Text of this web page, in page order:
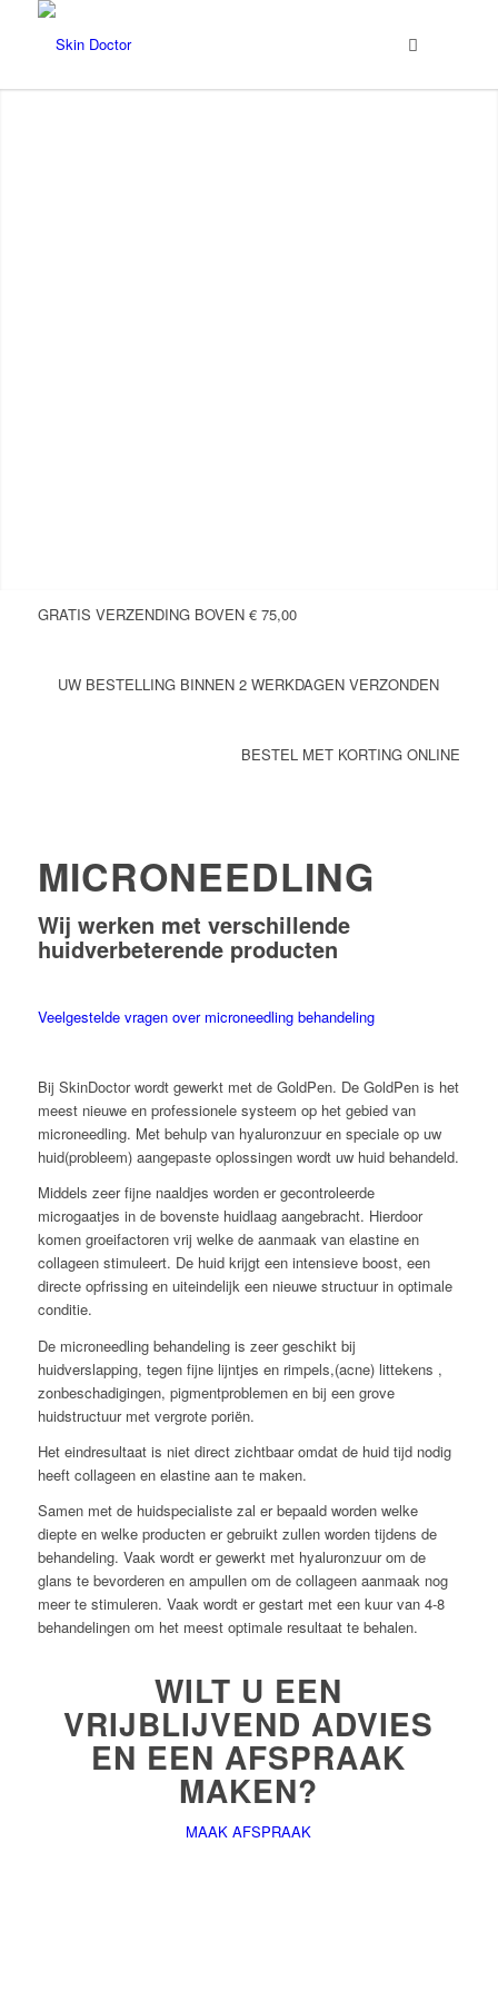
GRATIS VERZENDING BOVEN € 75,00
UW BESTELLING BINNEN 2 WERKDAGEN VERZONDEN
BESTEL MET KORTING ONLINE
MICRONEEDLING
Wij werken met verschillende
huidverbeterende producten
Veelgestelde vragen over microneedling behandeling
Bij SkinDoctor wordt gewerkt met de GoldPen. De GoldPen is het
meest nieuwe en professionele systeem op het gebied van
microneedling. Met behulp van hyaluronzuur en speciale op uw
huid(probleem) aangepaste oplossingen wordt uw huid behandeld.
Middels zeer fijne naaldjes worden er gecontroleerde
microgaatjes in de bovenste huidlaag aangebracht. Hierdoor
komen groeifactoren vrij welke de aanmaak van elastine en
collageen stimuleert. De huid krijgt een intensieve boost, een
directe opfrissing en uiteindelijk een nieuwe structuur in optimale
conditie.
De microneedling behandeling is zeer geschikt bij
huidverslapping, tegen fijne lijntjes en rimpels,(acne) littekens ,
zonbeschadigingen, pigmentproblemen en bij een grove
huidstructuur met vergrote poriën.
Het eindresultaat is niet direct zichtbaar omdat de huid tijd nodig
heeft collageen en elastine aan te maken.
Samen met de huidspecialiste zal er bepaald worden welke
diepte en welke producten er gebruikt zullen worden tijdens de
behandeling. Vaak wordt er gewerkt met hyaluronzuur om de
glans te bevorderen en ampullen om de collageen aanmaak nog
meer te stimuleren. Vaak wordt er gestart met een kuur van 4-8
behandelingen om het meest optimale resultaat te behalen.
WILT U EEN
VRIJBLIJVEND ADVIES
EN EEN AFSPRAAK
MAKEN?
MAAK AFSPRAAK